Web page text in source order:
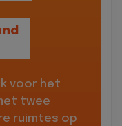
voor het
twee
ruimtes op